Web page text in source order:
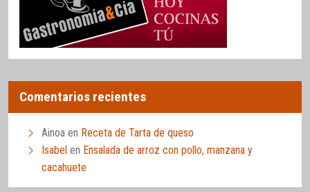
Comentarios recientes
Ainoa en Receta de Tarta de queso
Isabel en Ensalada de arroz con pollo, manzana y
cacahuete